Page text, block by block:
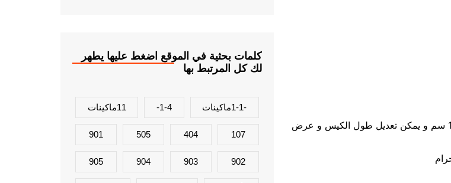
حجم الكيس طول الكيس من 5 سم الي 20 سم وعرض من 4 سم الي 14 سم و يمكن تعديل طول الكيس و عرض
كلمات بحثية في الموقع اضغط عليها يطهر
لك كل المرتبط بها
-1-1ماكينات 1-4- 11ماكينات
107
404
505
901
902
903
904
905